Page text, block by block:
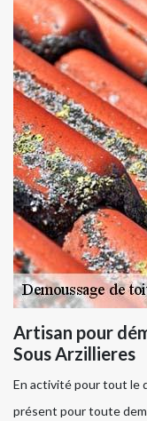
Artisan pour
Sous Arzillieres
En activité pour tout le
présent pour toute